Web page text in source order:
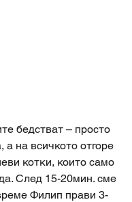
бедстват – просто
а на всичкото отгоре
котки, които само
След 15-20мин. сме
Филип прави 3-